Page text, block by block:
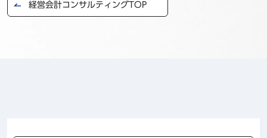
経営会計コンサルティングTOP